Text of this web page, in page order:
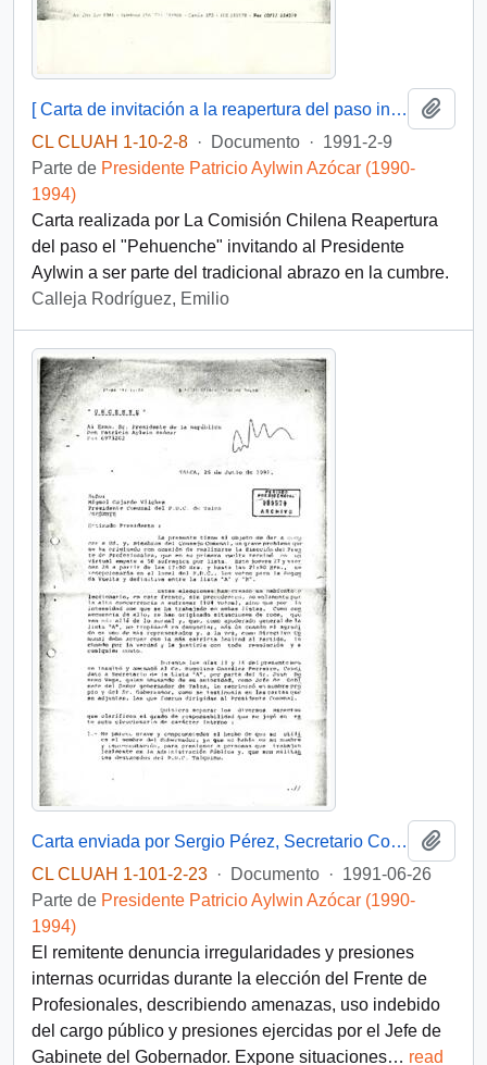
[ Carta de invitación a la reapertura del paso internacional El Pehuenche].
CL CLUAH 1-10-2-8 · Documento · 1991-2-9
Parte de Presidente Patricio Aylwin Azócar (1990-
1994)
Carta realizada por La Comisión Chilena Reapertura
del paso el "Pehuenche" invitando al Presidente
Aylwin a ser parte del tradicional abrazo en la cumbre.
Calleja Rodríguez, Emilio
Carta enviada por Sergio Pérez, Secretario Comunal del PDC en Talca, dirigida al Presidente Patricio Aylwin
CL CLUAH 1-101-2-23 · Documento · 1991-06-26
Parte de Presidente Patricio Aylwin Azócar (1990-
1994)
El remitente denuncia irregularidades y presiones
internas ocurridas durante la elección del Frente de
Profesionales, describiendo amenazas, uso indebido
del cargo público y presiones ejercidas por el Jefe de
Gabinete del Gobernador. Expone situaciones… read